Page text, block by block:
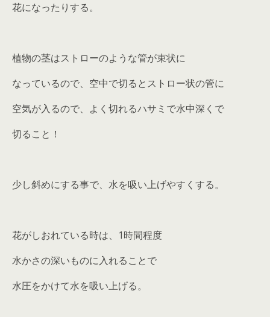
花になったりする。
植物の茎はストローのような管が束状に
なっているので、空中で切るとストロー状の管に
空気が入るので、よく切れるハサミで水中深くで
切ること！
少し斜めにする事で、水を吸い上げやすくする。
花がしおれている時は、1時間程度
水かさの深いものに入れることで
水圧をかけて水を吸い上げる。